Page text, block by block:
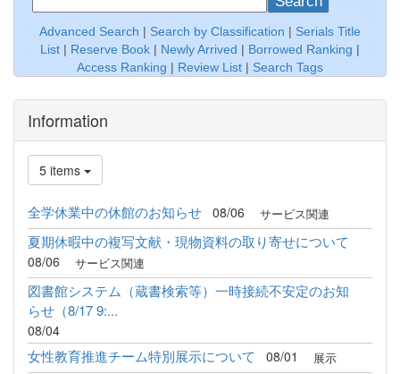
Advanced Search | Search by Classification | Serials Title
List | Reserve Book | Newly Arrived | Borrowed Ranking |
Access Ranking | Review List | Search Tags
Information
5 items
全学休業中の休館のお知らせ 08/06 サービス関連
夏期休暇中の複写文献・現物資料の取り寄せについて
08/06 サービス関連
図書館システム（蔵書検索等）一時接続不安定のお知
らせ（8/17 9:...
08/04
女性教育推進チーム特別展示について 08/01 展示